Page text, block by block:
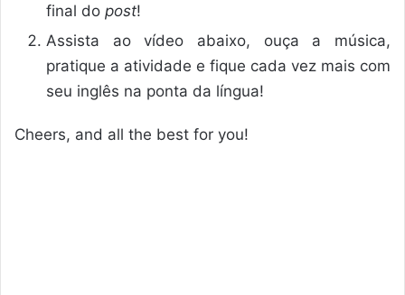
final do post!
Assista ao vídeo abaixo, ouça a música,
pratique a atividade e fique cada vez mais com
seu inglês na ponta da língua!
Cheers, and all the best for you!